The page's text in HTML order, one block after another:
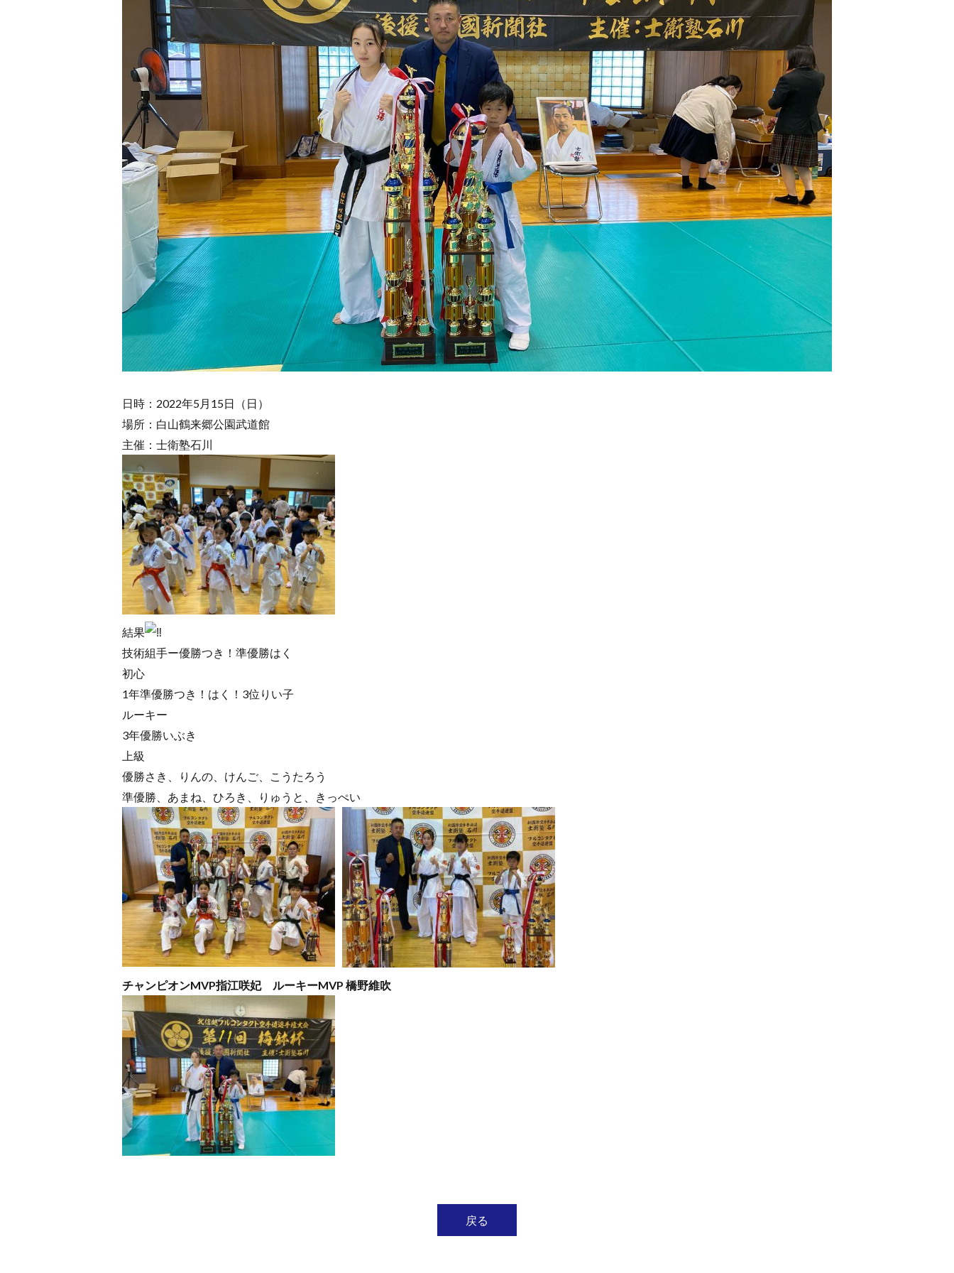
日時：2022年5月15日（日）
場所：白山鶴来郷公園武道館
主催：士衛塾石川
結果
技術組手ー優勝つき！準優勝はく
初心
1年準優勝つき！はく！3位りい子
ルーキー
3年優勝いぶき
上級
優勝さき、りんの、けんご、こうたろう
準優勝、あまね、ひろき、りゅうと、きっぺい
チャンピオンMVP指江咲妃 ルーキーMVP 橋野維吹
戻る